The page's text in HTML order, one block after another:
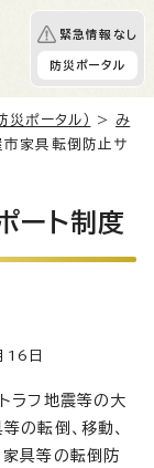
緊急情報なし
防災ポータル
災ポータル） > み
家具転倒防止サ
ート制度
日
ラフ地震等の大
の転倒、移動、
家具等の転倒防